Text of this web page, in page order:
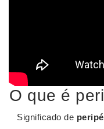
O que é
Significado de